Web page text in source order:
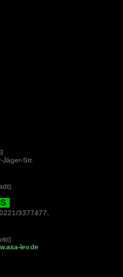
Str.
3377477,
lev.de